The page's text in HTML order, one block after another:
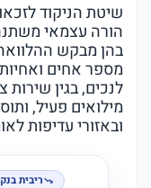
שיטת הניקוד
הורה עצמאי
בהן מבקש
מספר אחים
לנכים, בגין שירות
מילואים פעיל,
ובאזורי עדיפות
ריבית בנק